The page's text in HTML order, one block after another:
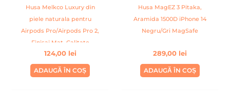
Husa Melkco Luxury din
piele naturala pentru
Airpods Pro/Airpods Pro 2,
Finisaj Mat, Calitate
Premium, Handmade, Gri
124,00 lei
ADAUGĂ ÎN COȘ
Husa MagEZ 3 Pitaka,
Aramida 1500D iPhone 14
Negru/Gri MagSafe
289,00 lei
ADAUGĂ ÎN COȘ